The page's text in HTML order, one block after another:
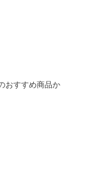
おすすめ商品か